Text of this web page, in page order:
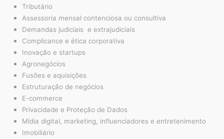
Tributário
Assessoria mensal contenciosa ou consultiva
Demandas judiciais e extrajudiciais
Complicance e ética corporativa
Inovação e startups
Agronegócios
Fusões e aquisições
Estruturação de negócios
E-commerce
Privacidade e Proteção de Dados
Mídia digital, marketing, influenciadores e entretenimento
Imobiliário